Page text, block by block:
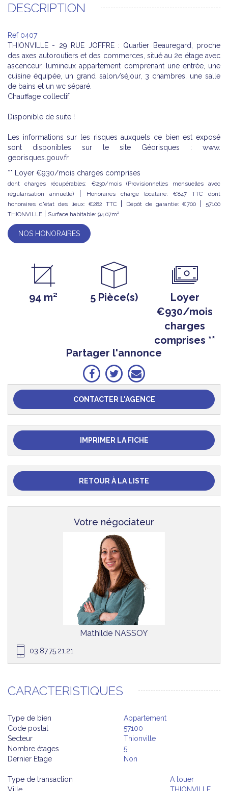
DESCRIPTION
Ref 0407
THIONVILLE - 29 RUE JOFFRE : Quartier Beauregard, proche
des axes autoroutiers et des commerces, situé au 2e étage avec
ascenceur, lumineux appartement comprenant une entrée, une
cuisine équipée, un grand salon/séjour, 3 chambres, une salle
de bains et un wc séparé.
Chauffage collectif.
Disponible de suite !
Les informations sur les risques auxquels ce bien est exposé
sont disponibles sur le site Géorisques : www.
georisques.gouv.fr
**
Loyer €930/mois charges comprises
dont charges récupérables: €230/mois (Provisionnelles mensuelles avec
régularisation annuelle)
Honoraires charge locataire: €847 TTC
dont
honoraires d'état des lieux: €282 TTC
Dépôt de garantie: €700
57100
THIONVILLE
Surface habitable: 94.07m²
NOS HONORAIRES
94 m² 5 Pièce(s)
Loyer
€930/mois
charges
comprises **
Partager l'annonce
CONTACTER L'AGENCE
IMPRIMER LA FICHE
RETOUR À LA LISTE
Votre négociateur
Mathilde NASSOY
03.87.75.21.21
CARACTERISTIQUES
Type de bien
Appartement
Code postal
57100
Secteur
Thionville
Nombre étages
5
Dernier Etage
Non
Type de transaction
A louer